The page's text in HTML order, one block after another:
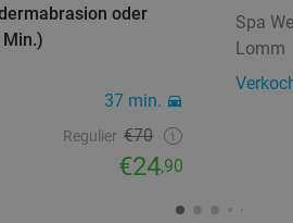
oder
37 min.
Regulier €70
€24,90
Spa
Lomm